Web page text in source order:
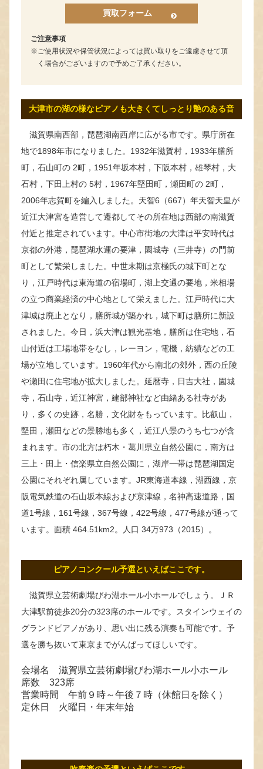
買取フォーム
ご注意事項
ご使用状況や保管状況によっては買い取りをご遠慮させて頂
く場合がございますので予めご了承ください。
大津市の湖の様なピアノも大きくてしっとり艶のある音
滋賀県南西部，琵琶湖南西岸に広がる市です。県庁所在
地で1898年市になりました。1932年滋賀村，1933年膳所
町，石山町の 2町，1951年坂本村，下阪本村，雄琴村，大
石村，下田上村の 5村，1967年堅田町，瀬田町の 2町，
2006年志賀町を編入しました。天智6（667）年天智天皇が
近江大津宮を造営して遷都してその所在地は西部の南滋賀
付近と推定されています。中心市街地の大津は平安時代は
京都の外港，琵琶湖水運の要津，園城寺（三井寺）の門前
町として繁栄しました。中世末期は京極氏の城下町とな
り，江戸時代は東海道の宿場町，湖上交通の要地，米相場
の立つ商業経済の中心地として栄えました。江戸時代に大
津城は廃止となり，膳所城が築かれ，城下町は膳所に新設
されました。今日，浜大津は観光基地，膳所は住宅地，石
山付近は工場地帯をなし，レーヨン，電機，紡績などの工
場が立地しています。1960年代から南北の郊外，西の丘陵
や瀬田に住宅地が拡大しました。延暦寺，日吉大社，園城
寺，石山寺，近江神宮，建部神社など由緒ある社寺があ
り，多くの史跡，名勝，文化財をもっています。比叡山，
堅田，瀬田などの景勝地も多く，近江八景のうち七つが含
まれます。市の北方は朽木・葛川県立自然公園に，南方は
三上・田上・信楽県立自然公園に，湖岸一帯は琵琶湖国定
公園にそれぞれ属しています。JR東海道本線，湖西線，京
阪電気鉄道の石山坂本線および京津線，名神高速道路，国
道1号線，161号線，367号線，422号線，477号線が通って
います。面積 464.51km2。人口 34万973（2015）。
ピアノコンクール予選といえばここです。
滋賀県立芸術劇場びわ湖ホール小ホールでしょう。ＪＲ
大津駅前徒歩20分の323席のホールです。スタインウェイの
グランドピアノがあり、思い出に残る演奏も可能です。予
選を勝ち抜いて東京までがんばってほしいです。
会場名 滋賀県立芸術劇場びわ湖ホール小ホール
席数 323席
営業時間 午前９時～午後７時（休館日を除く）
定休日 火曜日・年末年始